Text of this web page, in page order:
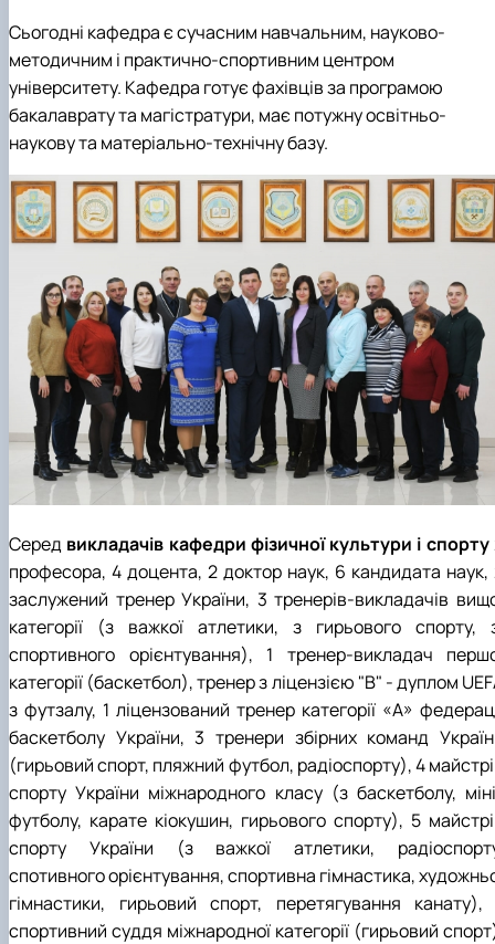
Сьогодні кафедра є сучасним навчальним, науково-
методичним і практично-спортивним центром
університету. Кафедра готує фахівців за програмою
бакалаврату та магістратури, має потужну освітньо-
наукову та матеріально-технічну базу.
Серед викладачів кафедри фізичної культури і спорту
професора, 4 доцента, 2 доктор наук, 6 кандидата наук,
заслужений тренер України, 3 тренерів-викладачів
категорії (з важкої атлетики, з гирьового спорту,
спортивного орієнтування), 1 тренер-викладач
категорії (баскетбол), тренер з ліцензією "В" - дуплом
з футзалу, 1 ліцензований тренер категорії «А»
баскетболу України, 3 тренери збірних команд
(гирьовий спорт, пляжний футбол, радіоспорту), 4
спорту України міжнародного класу (з баскетболу,
футболу, карате кіокушин, гирьового спорту), 5
спорту України (з важкої атлетики,
спотивного орієнтування, спортивна гімнастика,
гімнастики, гирьовий спорт, перетягування канату),
спортивний суддя міжнародної категорії (гирьовий